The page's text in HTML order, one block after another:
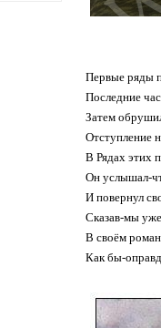
Первые ряды
Последние
Затем
Отступление
В Рядах этих
Он услышал-
И повернул
Сказав-мы
В своём
Как бы-